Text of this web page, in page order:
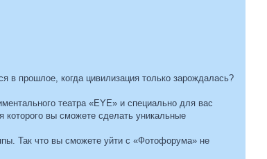
в прошлое, когда цивилизация только зарождалась?
театра «EYE» и специально для вас
которого вы сможете сделать уникальные
Так что вы сможете уйти с «Фотофорума» не